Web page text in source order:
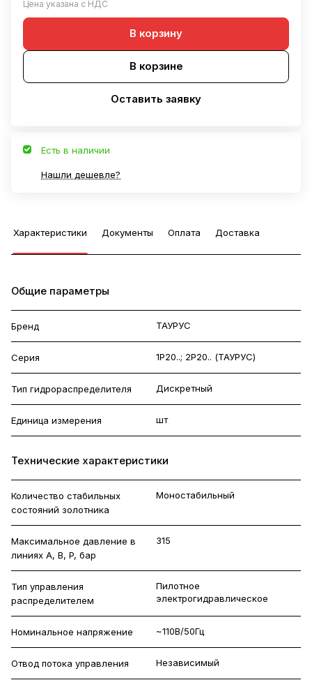
Цена указана с НДС
В корзину
В корзине
Оставить заявку
Есть в наличии
Нашли дешевле?
Характеристики Документы Оплата Доставка
Общие параметры
Бренд ТАУРУС
Серия 1Р20..; 2Р20.. (ТАУРУС)
Тип гидрораспределителя Дискретный
Единица измерения шт
Технические характеристики
Количество стабильных
состояний золотника
Моностабильный
Максимальное давление в
линиях A, B, P, бар
315
Тип управления
распределителем
Пилотное
электрогидравлическое
Номинальное напряжение ~110В/50Гц
Отвод потока управления Независимый